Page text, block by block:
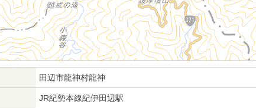
田辺市龍神村龍神
JR紀勢本線紀伊田辺駅